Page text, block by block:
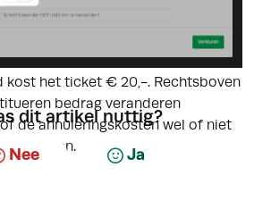
kost het ticket € 20,-. Rechtsboven
bedrag veranderen
de annuleringskosten wel of niet
worden.
dit artikel nuttig?
Nee Ja